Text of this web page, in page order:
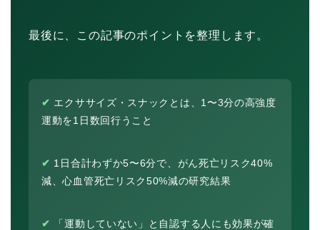
最後に、この記事のポイントを整理します。
✔ エクササイズ・スナックとは、1〜3分の高強度
運動を1日数回行うこと
✔ 1日合計わずか5〜6分で、がん死亡リスク40%
減、心血管死亡リスク50%減の研究結果
✔
「運動していない」と自認する人にも効果が確